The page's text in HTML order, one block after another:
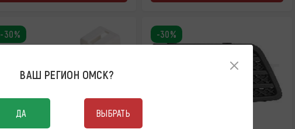
-30% -30%
ВАШ РЕГИОН ОМСК?
ДА ВЫБРАТЬ